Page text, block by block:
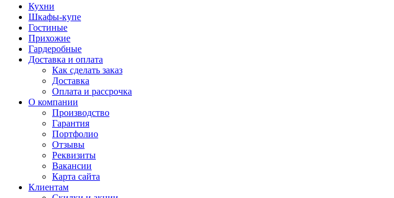
Кухни
Шкафы-купе
Гостиные
Прихожие
Гардеробные
Доставка и оплата
Как сделать заказ
Доставка
Оплата и рассрочка
О компании
Производство
Гарантия
Портфолио
Отзывы
Реквизиты
Вакансии
Карта сайта
Клиентам